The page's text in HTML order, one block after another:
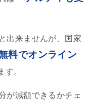
出来ませんが、国家
料でオンライン
す。
が減額できるかチェ